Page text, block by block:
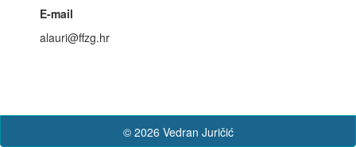
E-mail
alauri@ffzg.hr
© 2026 Vedran Juričić